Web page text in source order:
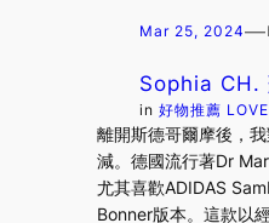
Mar 25, 2024—
Sophia CH.
in好物推薦
離開斯德哥爾摩後，
減。德國流行著Dr
尤其喜歡ADIDAS
Bonner版本。這款以